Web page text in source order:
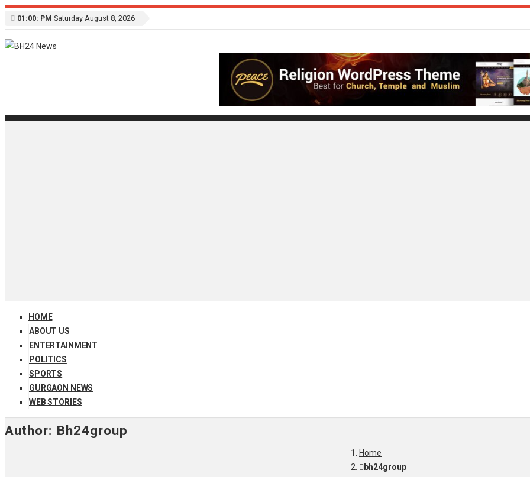
01:00: PM Saturday August 8, 2026
HOME
ABOUT US
ENTERTAINMENT
POLITICS
SPORTS
GURGAON NEWS
WEB STORIES
Author: Bh24group
Home
bh24group